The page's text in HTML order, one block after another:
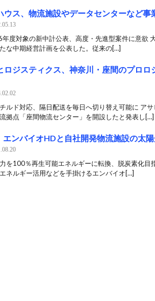
ウス、物流施設やデータセンターなど
年度対象の新中計公表、高度・先進型案件に意欲
な中期経営計画を公表した。従来の[…]
ロジスティクス、神奈川・座間のプロ
ルド対応、隔日配送を毎日へ切り替え可能に ア
拠点「座間物流センター」を開設したと発表し[…]
エンバイオHDと自社開発物流施設の太
を100％再生可能エネルギーに転換、脱炭素化目
ネルギー活用などを手掛けるエンバイオ[…]